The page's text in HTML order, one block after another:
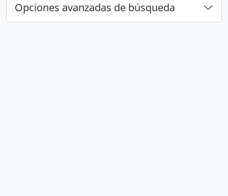
Opciones avanzadas de búsqueda